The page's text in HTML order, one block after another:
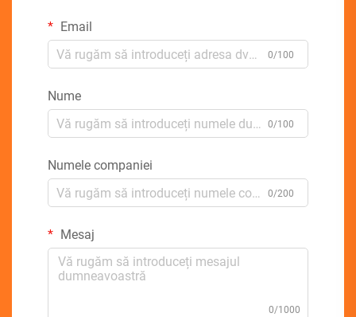
Email
0/100
Nume
0/100
Numele companiei
0/200
Mesaj
0/1000